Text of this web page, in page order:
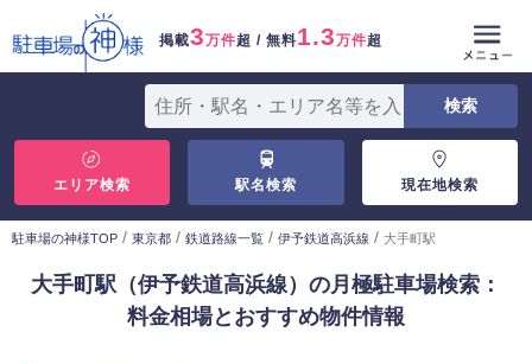
掲載3万件超 / 無料1.3万件超
エリア検索 駅名検索 現在地検索
駐車場の神様TOP / 東京都 / 鉄道路線一覧 / 伊予鉄道高浜線 / 大手町駅
大手町駅（伊予鉄道高浜線）の月極駐車場検索：
料金相場とおすすめ物件情報